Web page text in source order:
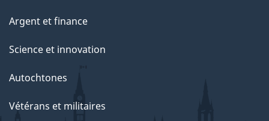
Argent et finance
Science et innovation
Autochtones
Vétérans et militaires